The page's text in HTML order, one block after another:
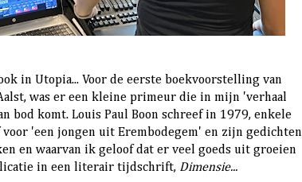
in Utopia... Voor de eerste boekvoorstelling van
was er een kleine primeur die in mijn 'verhaal
bod komt. Louis Paul Boon schreef in 1979, enkele
'een jongen uit Erembodegem' en zijn gedichten
en waarvan ik geloof dat er veel goeds uit groeien
in een literair tijdschrift, Dimensie...